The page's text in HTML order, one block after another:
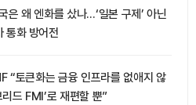
은 왜 엔화를 샀나…‘일본 구제’ 아닌
통화 방어전
“토큰화는 금융 인프라를 없애지 않
드 FMI’로 재편할 뿐”